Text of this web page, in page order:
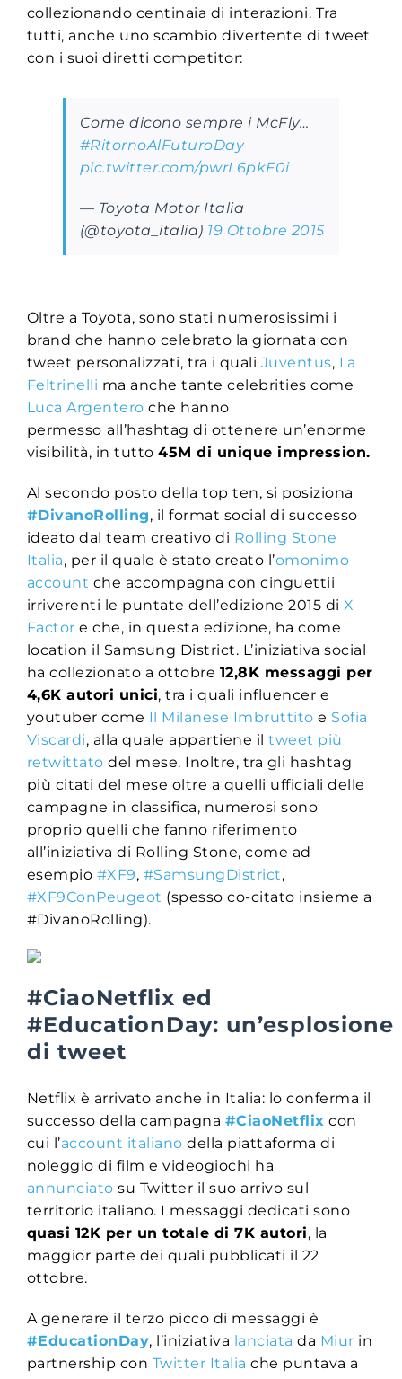
collezionando centinaia di interazioni. Tra
tutti, anche uno scambio divertente di tweet
con i suoi diretti competitor:
Come dicono sempre i McFly…
#RitornoAlFuturoDay
pic.twitter.com/pwrL6pkF0i
— Toyota Motor Italia
(@toyota_italia) 19 Ottobre 2015
Oltre a Toyota, sono stati numerosissimi i
brand che hanno celebrato la giornata con
tweet personalizzati, tra i quali Juventus, La
Feltrinelli ma anche tante celebrities come
Luca Argentero che hanno
permesso all’hashtag di ottenere un’enorme
visibilità, in tutto45M di unique impression.
Al secondo posto della top ten, si posiziona
#DivanoRolling, il format social di successo
ideato dal team creativo di Rolling Stone
Italia, per il quale è stato creato l’omonimo
account che accompagna con cinguettii
irriverenti le puntate dell’edizione 2015 diX
Factor e che, in questa edizione, ha come
location il Samsung District. L’iniziativa social
ha collezionato a ottobre 12,8K messaggi per
4,6K autori unici, tra i quali influencer e
youtuber come Il Milanese Imbruttito e Sofia
Viscardi, alla quale appartiene iltweet più
retwittato del mese. Inoltre, tra gli hashtag
più citati del mese oltre a quelli ufficiali delle
campagne in classifica, numerosi sono
proprio quelli che fanno riferimento
all’iniziativa di Rolling Stone, come ad
esempio #XF9, #SamsungDistrict,
#XF9ConPeugeot (spesso co-citato insieme a
#DivanoRolling).
#CiaoNetflix ed
#EducationDay: un’esplosione
di tweet
Netflix è arrivato anche in Italia: lo conferma il
successo della campagna #CiaoNetflix con
cui l’account italiano della piattaforma di
noleggio di film e videogiochi ha
annunciato su Twitter il suo arrivo sul
territorio italiano. I messaggi dedicati sono
quasi 12K per un totale di 7K autori, la
maggior parte dei quali pubblicati il 22
ottobre.
A generare il terzo picco di messaggi è
#EducationDay, l’iniziativa lanciata da Miur in
partnership con Twitter Italia che puntava a